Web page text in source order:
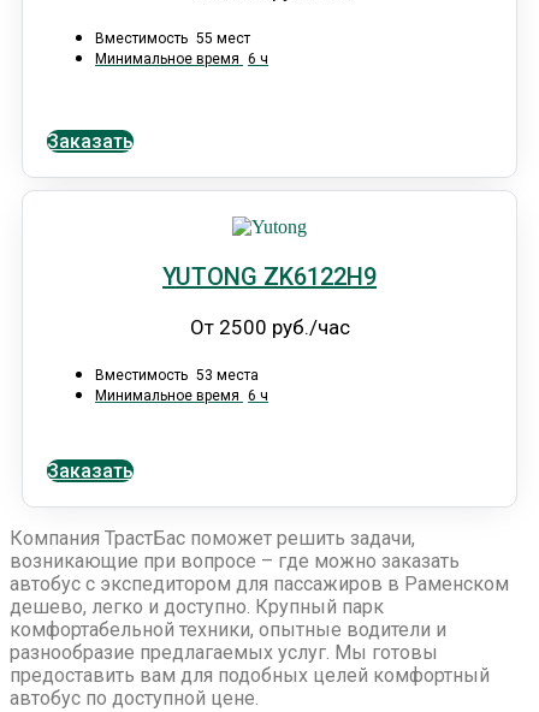
Вместимость 55 мест
Минимальное время 6 ч
Заказать
YUTONG ZK6122H9
От 2500 руб./час
Вместимость 53 места
Минимальное время 6 ч
Заказать
Компания ТрастБас поможет решить задачи,
возникающие при вопросе – где можно заказать
автобус с экспедитором для пассажиров в Раменском
дешево, легко и доступно. Крупный парк
комфортабельной техники, опытные водители и
разнообразие предлагаемых услуг. Мы готовы
предоставить вам для подобных целей комфортный
автобус по доступной цене.